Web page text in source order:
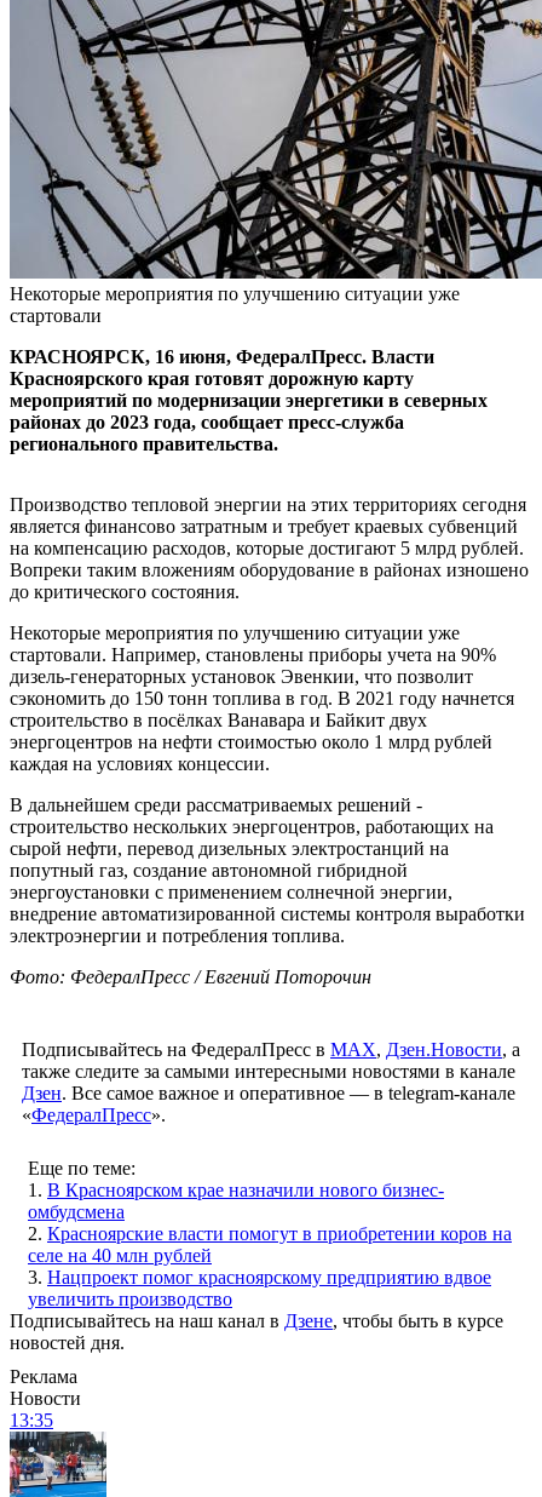
Некоторые мероприятия по улучшению ситуации уже
стартовали
КРАСНОЯРСК, 16 июня, ФедералПресс. Власти
Красноярского края готовят дорожную карту
мероприятий по модернизации энергетики в северных
районах до 2023 года, сообщает пресс-служба
регионального правительства.
Производство тепловой энергии на этих территориях сегодня
является финансово затратным и требует краевых субвенций
на компенсацию расходов, которые достигают 5 млрд рублей.
Вопреки таким вложениям оборудование в районах изношено
до критического состояния.
Некоторые мероприятия по улучшению ситуации уже
стартовали. Например, становлены приборы учета на 90%
дизель-генераторных установок Эвенкии, что позволит
сэкономить до 150 тонн топлива в год. В 2021 году начнется
строительство в посёлках Ванавара и Байкит двух
энергоцентров на нефти стоимостью около 1 млрд рублей
каждая на условиях концессии.
В дальнейшем среди рассматриваемых решений -
строительство нескольких энергоцентров, работающих на
сырой нефти, перевод дизельных электростанций на
попутный газ, создание автономной гибридной
энергоустановки с применением солнечной энергии,
внедрение автоматизированной системы контроля выработки
электроэнергии и потребления топлива.
Фото: ФедералПресс / Евгений Поторочин
Подписывайтесь на ФедералПресс в МАХ, Дзен.Новости, а
также следите за самыми интересными новостями в канале
Дзен. Все самое важное и оперативное — в telegram-канале
«ФедералПресс».
Еще по теме:
1. В Красноярском крае назначили нового бизнес-
омбудсмена
2. Красноярские власти помогут в приобретении коров на
селе на 40 млн рублей
3. Нацпроект помог красноярскому предприятию вдвое
увеличить производство
Подписывайтесь на наш канал в Дзене, чтобы быть в курсе
новостей дня.
Реклама
Новости
13:35